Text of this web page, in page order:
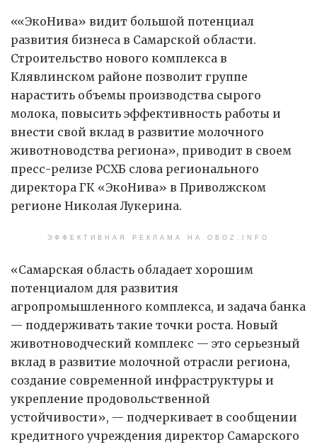
««ЭкоНива» видит большой потенциал
развития бизнеса в Самарской области.
Строительство нового комплекса в
Клявлинском районе позволит группе
нарастить объемы производства сырого
молока, повысить эффективность работы и
внести свой вклад в развитие молочного
животноводства региона», приводит в своем
пресс-релизе РСХБ слова регионального
директора ГК «ЭкоНива» в Приволжском
регионе Николая Лукерина.
ЭФФЕКТИВНАЯ РЕКЛАМА НА OBOZ.INFO
«Самарская область обладает хорошим
потенциалом для развития
агропромышленного комплекса, и задача банка
— поддерживать такие точки роста. Новый
животноводческий комплекс — это серьезный
вклад в развитие молочной отрасли региона,
создание современной инфраструктуры и
укрепление продовольственной
устойчивости», — подчеркивает в сообщении
кредитного учреждения директор Самарского